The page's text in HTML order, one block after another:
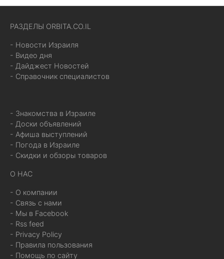
РАЗДЕЛЫ ORBITA.CO.IL
- Новости Израиля
- Видео дня
- Дайджест Новостей
- Справочник специалистов
- Знакомства в Израиле
- Доски объявлений
- Афиша выступлений
- Погода в Израиле
- Скидки и обзоры товаров
О НАС
- О компании
- Связь с нами
- Мы в Facebook
- Rss feed
- Privacy Policy
- Правила пользования
- Помощь по сайту